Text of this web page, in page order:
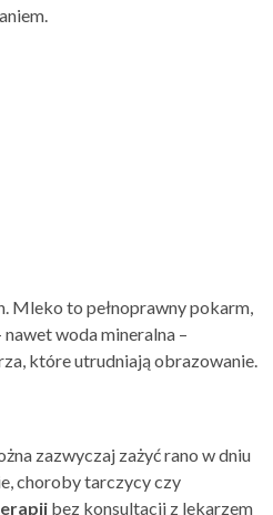
Mleko to pełnoprawny pokarm,
woda mineralna –
które utrudniają obrazowanie.
zazwyczaj zażyć rano w dniu
choroby tarczycy czy
bez konsultacji z lekarzem